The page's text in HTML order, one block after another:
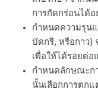
การกัดกร่อนได้
กำหนดความรุน
บัดกรี, หรือกาว
เพื่อให้ได้รอยต่
กำหนดลักษณะก
นั้นเลือกการตกแ